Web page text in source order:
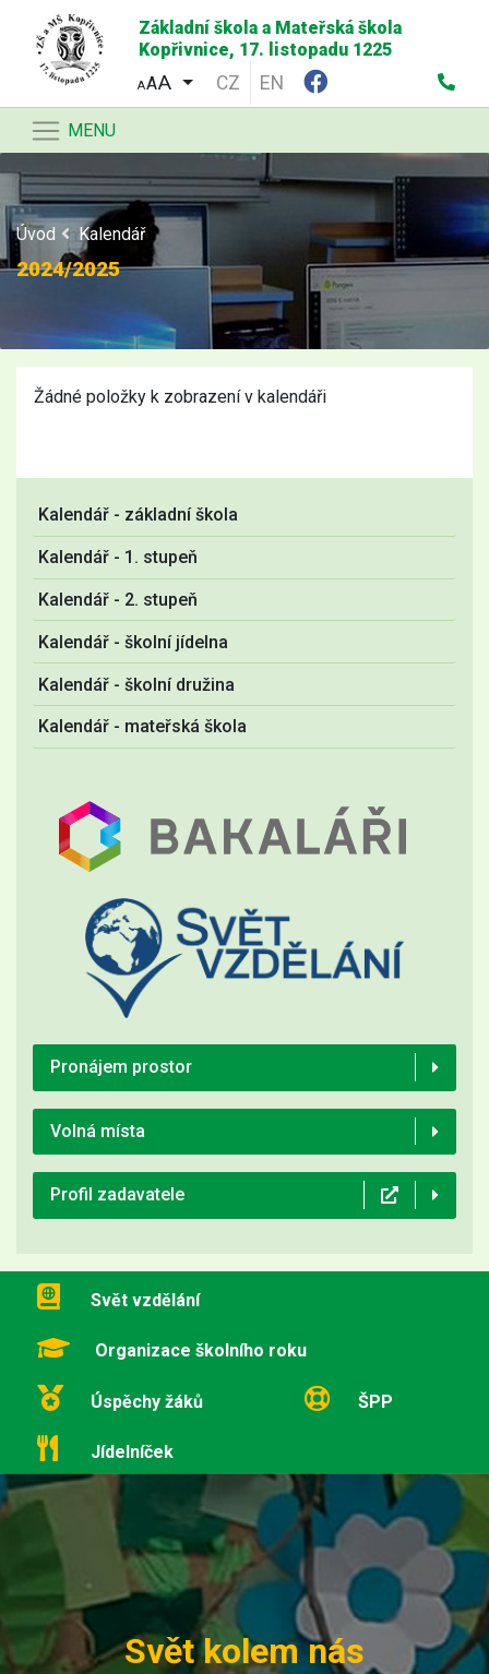
Základní škola a Mateřská škola
Kopřivnice, 17. listopadu 1225
AA CZ EN
MENU
Úvod Kalendář
2024/2025
Kalendář - základní škola
Kalendář - 1. stupeň
Kalendář - 2. stupeň
Kalendář - školní jídelna
Kalendář - školní družina
Kalendář - mateřská škola
Pronájem prostor
Volná místa
Profil zadavatele
Žádné položky k zobrazení v kalendáři
Svět vzdělání
Organizace školního roku
Úspěchy žáků ŠPP
Jídelníček
Svět kolem nás